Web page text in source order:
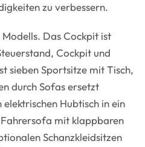
zu verbessern.
Das Cockpit ist
Cockpit und
sieben Sportsitze mit Tisch,
durch Sofas ersetzt
Hubtisch in ein
mit klappbaren
Schanzkleidsitzen